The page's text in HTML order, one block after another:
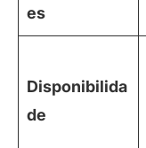
es
Disponibilida
de